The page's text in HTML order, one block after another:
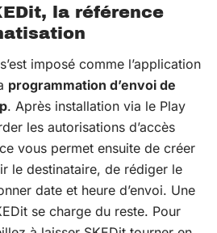
la référence
s’est imposé comme l’application
programmation d’envoi de
. Après installation via le Play
les autorisations d’accès
vous permet ensuite de créer
le destinataire, de rédiger le
date et heure d’envoi. Une
se charge du reste. Pour